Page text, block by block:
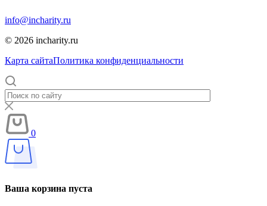
info@incharity.ru
© 2026 incharity.ru
Карта сайтаПолитика конфиденциальности
0
Ваша корзина пуста